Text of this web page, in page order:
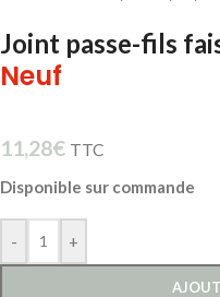
Joint passe-fils
Neuf
11,28€ TTC
Disponible sur commande
- +